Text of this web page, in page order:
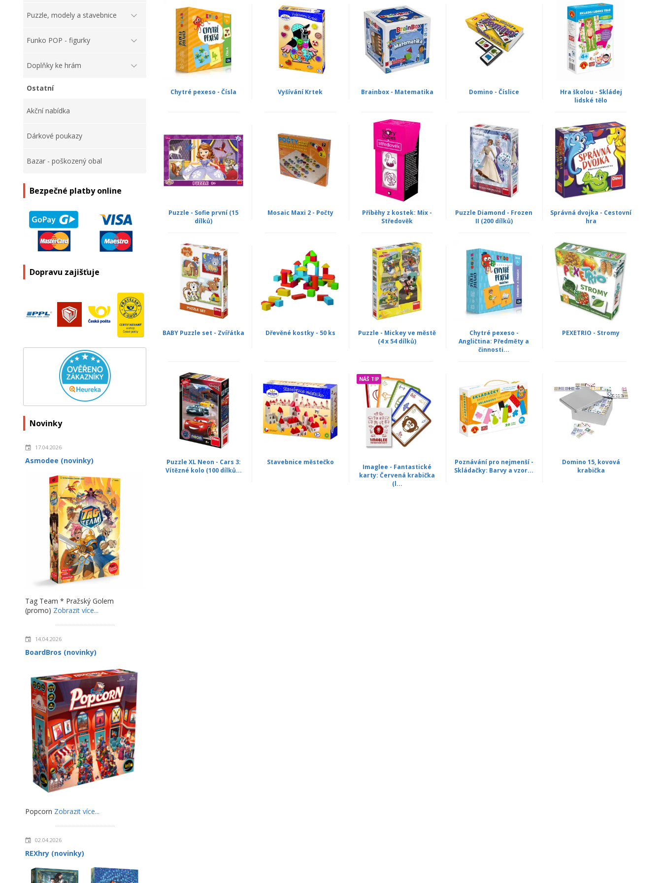
Puzzle, modely a stavebnice
Funko POP - figurky
Doplňky ke hrám
Ostatní
Akční nabídka
Dárkové poukazy
Bazar - poškozený obal
Bezpečné platby online
Dopravu zajišťuje
Novinky
17.04.2026
Asmodee (novinky)
Tag Team * Pražský Golem
(promo) Zobrazit více...
14.04.2026
BoardBros (novinky)
Popcorn Zobrazit více...
02.04.2026
REXhry (novinky)
Chytré pexeso - Čísla Vyšívání Krtek Brainbox - Matematika Domino - Číslice
Hra školou - Skládej
lidské tělo
Puzzle - Sofie první (15
dílků)
Mosaic Maxi 2 - Počty
Příběhy z kostek: Mix -
Středověk
Puzzle Diamond - Frozen
II (200 dílků)
Správná dvojka - Cestovní
hra
BABY Puzzle set - Zvířátka Dřevěné kostky - 50 ks
Puzzle - Mickey ve městě
(4 x 54 dílků)
Chytré pexeso -
Angličtina: Předměty a
činnosti...
PEXETRIO - Stromy
Puzzle XL Neon - Cars 3:
Vítězné kolo (100 dílků...
Stavebnice městečko
NÁŠ TIP
Imaglee - Fantastické
karty: Červená krabička
(l...
Poznávání pro nejmenší -
Skládačky: Barvy a vzor...
Domino 15, kovová
krabička